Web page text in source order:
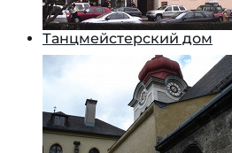
Танцмейстерский дом